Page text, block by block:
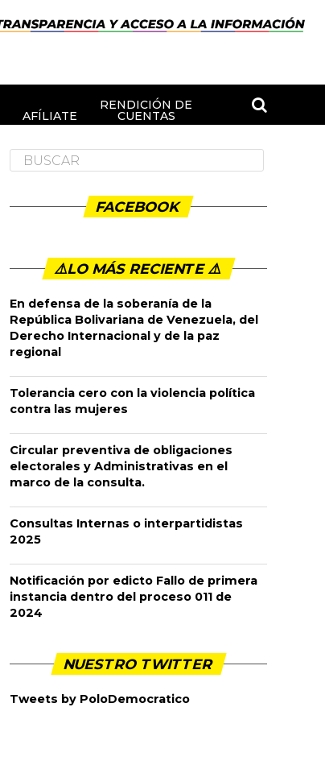
AFÍLIATE
RENDICIÓN DE
CUENTAS
FACEBOOK
⚠️LO MÁS RECIENTE ⚠️️
En defensa de la soberanía de la
República Bolivariana de Venezuela, del
Derecho Internacional y de la paz
regional
Tolerancia cero con la violencia política
contra las mujeres
Circular preventiva de obligaciones
electorales y Administrativas en el
marco de la consulta.
Consultas Internas o interpartidistas
2025
Notificación por edicto Fallo de primera
instancia dentro del proceso 011 de
2024
NUESTRO TWITTER
Tweets by PoloDemocratico